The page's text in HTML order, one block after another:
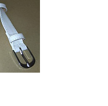
Недоступно